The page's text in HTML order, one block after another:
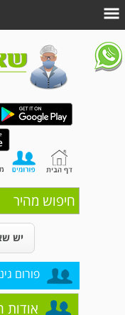
חיפוש מהיר
יש
פורום
אודות